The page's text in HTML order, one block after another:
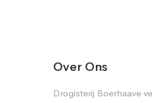
Over Ons
Drogisterij Boerhaave